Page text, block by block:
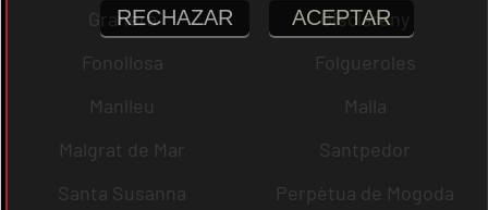
Granera
Gisclareny
Fonollosa
Folgueroles
Manlleu
Malla
Malgrat de Mar
Santpedor
Santa Susanna
Perpètua de Mogoda
RECHAZAR ACEPTAR